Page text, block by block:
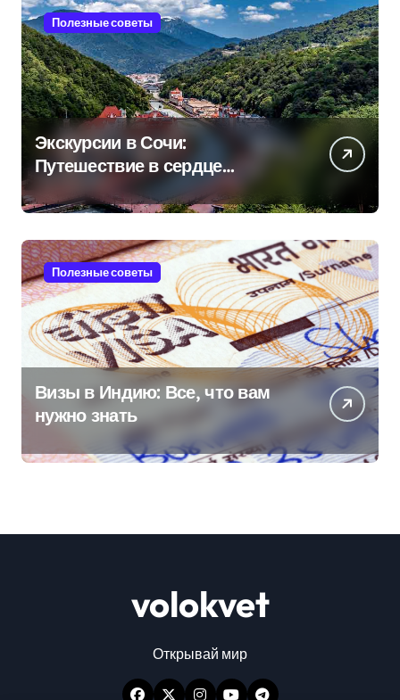
Полезные советы
Экскурсии в Сочи:
Путешествие в сердце
Черноморского курорта
Полезные советы
Визы в Индию: Все, что вам
нужно знать
volokvet
Открывай мир